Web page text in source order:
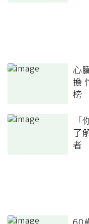
心
擔
榜
了
者